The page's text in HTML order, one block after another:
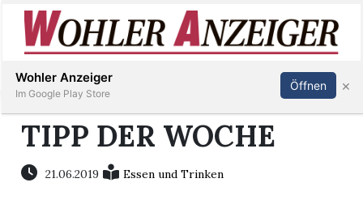
Immobilien
Inserieren Abonnieren Anmelden
TIPP DER WOCHE
21.06.2019 Essen und Trinken
Wohler Anzeiger
Im Google Play Store
Öffnen ×